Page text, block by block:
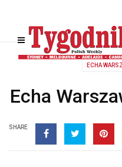
ECHA
Echa
SHARE